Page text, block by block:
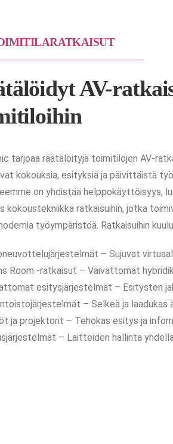
AV-
tarjoaa räätälöityjä toimitilojen AV-
kokouksia, esityksiä ja päivittäistä
on yhdistää helppokäyttöisyys,
kokoustekniikka ratkaisuihin, jotka
työympäristöä. Ratkaisuihin
– Sujuvat
Room -ratkaisut – Vaivattomat
esitysjärjestelmät – Esitysten
– Selkeä ja laadukas
ja projektorit – Tehokas esitys ja
– Laitteiden hallinta